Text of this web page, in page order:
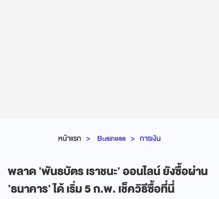
หน้าแรก Business การเงิน
พลาด 'พันธบัตร เราชนะ' ออนไลน์ ยังซื้อผ่าน
'ธนาคาร' ได้ เริ่ม 5 ก.พ. เช็ควิธีซื้อที่นี่